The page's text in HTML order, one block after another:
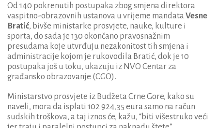
Od 140 pokrenutih postupaka zbog smjena direktora
vaspitno-obrazovnih ustanova u vrijeme mandataVesne
Bratić, bivše ministarke prosvjete, nauke, kulture i
sporta, do sada je 130 okončano pravosnažnim
presudama koje utvrđuju nezakonitost tih smjena i
administracije kojom je rukovodila Bratić, dok je 10
postupaka još u toku, ukazuju iz NVO Centar za
građansko obrazovanje (CGO).
Ministarstvo prosvjete iz Budžeta Crne Gore, kako su
naveli, mora da isplati 102 924,35 eura samo na račun
sudskih troškova, a taj iznos će, kažu, “biti višestruko veći